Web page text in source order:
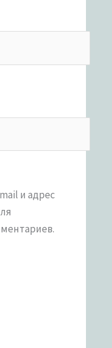
и адрес